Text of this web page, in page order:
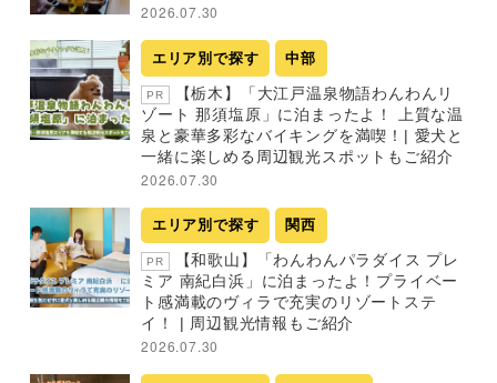
2026.07.30
エリア別で探す 中部
PR
【栃木】「大江戸温泉物語わんわんリ
ゾート 那須塩原」に泊まったよ！ 上質な温
泉と豪華多彩なバイキングを満喫！| 愛犬と
一緒に楽しめる周辺観光スポットもご紹介
2026.07.30
エリア別で探す 関西
PR
【和歌山】「わんわんパラダイス プレ
ミア 南紀白浜」に泊まったよ！プライベー
ト感満載のヴィラで充実のリゾートステ
イ！ | 周辺観光情報もご紹介
2026.07.30